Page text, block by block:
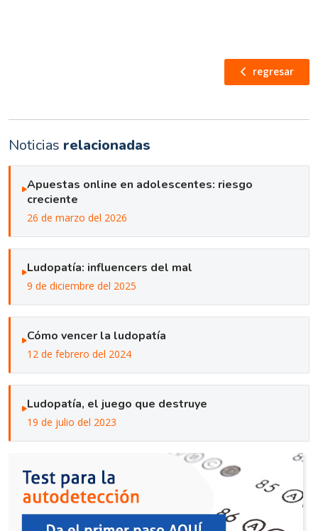
regresar
Noticias relacionadas
Apuestas online en adolescentes: riesgo
creciente
26 de marzo del 2026
Ludopatía: influencers del mal
9 de diciembre del 2025
Cómo vencer la ludopatía
12 de febrero del 2024
Ludopatía, el juego que destruye
19 de julio del 2023